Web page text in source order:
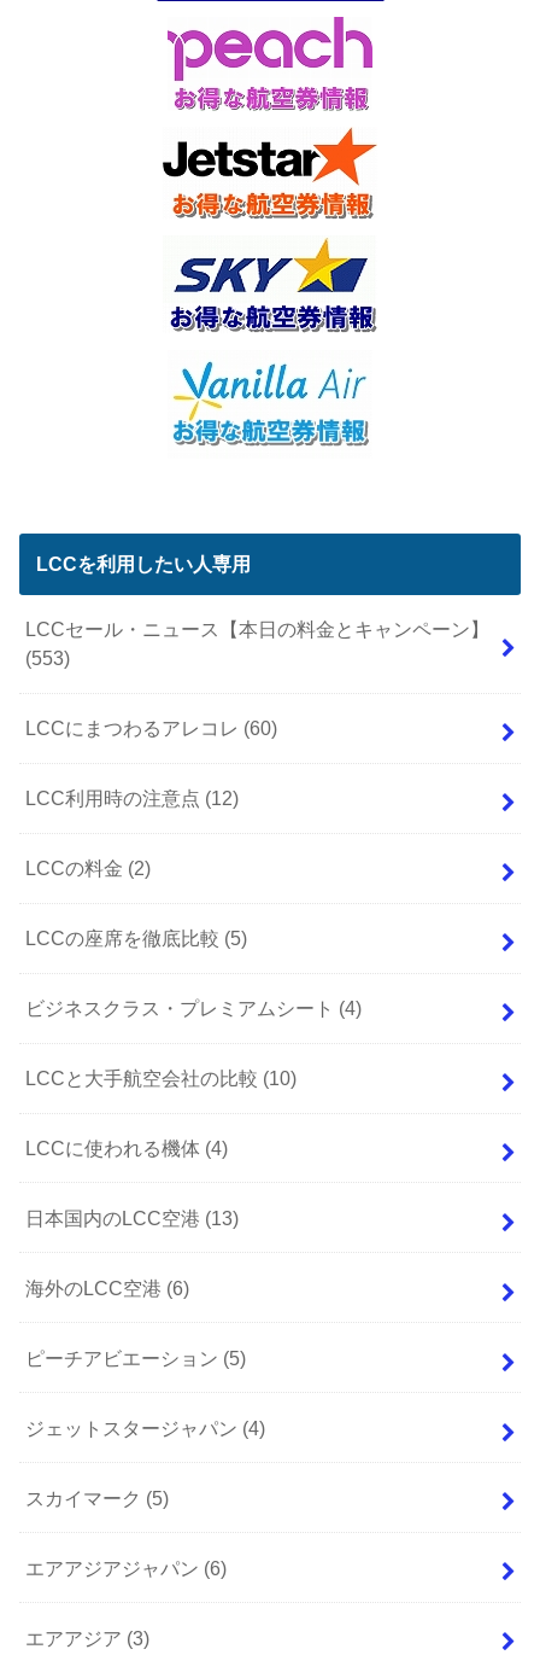
LCCを利用したい人専用
LCCセール・ニュース【本日の料金とキャンペーン】
(553)
LCCにまつわるアレコレ (60)
LCC利用時の注意点 (12)
LCCの料金 (2)
LCCの座席を徹底比較 (5)
ビジネスクラス・プレミアムシート (4)
LCCと大手航空会社の比較 (10)
LCCに使われる機体 (4)
日本国内のLCC空港 (13)
海外のLCC空港 (6)
ピーチアビエーション (5)
ジェットスタージャパン (4)
スカイマーク (5)
エアアジアジャパン (6)
エアアジア (3)